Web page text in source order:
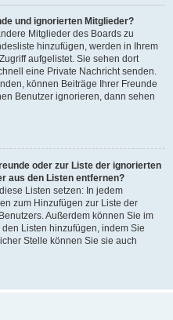
und ignorierten Mitglieder?
Mitglieder des Boards zu
hinzufügen, werden in Ihrem
aufgelistet. Sie sehen dort
eine Private Nachricht senden.
können Beiträge Ihrer Freunde
Benutzer ignorieren, dann sehen
oder zur Liste der ignorierten
aus den Listen entfernen?
Listen setzen: In jedem
zum Hinzufügen zur Liste der
Außerdem können Sie im
Listen hinzufügen, indem Sie
Stelle können Sie sie auch